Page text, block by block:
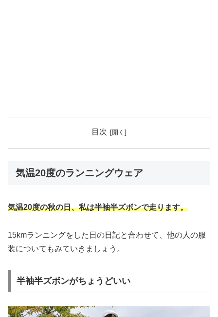
目次
気温20度のランニングウェア
気温20度の秋の日、私は半袖半ズボンで走ります。
15kmランニングをした日の日記と合わせて、他の人の服
装についてもみていきましょう。
半袖半ズボンがちょうどいい